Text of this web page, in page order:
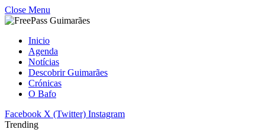
Close Menu
Inicio
Agenda
Notícias
Descobrir Guimarães
Crónicas
O Bafo
Facebook X (Twitter) Instagram
Trending